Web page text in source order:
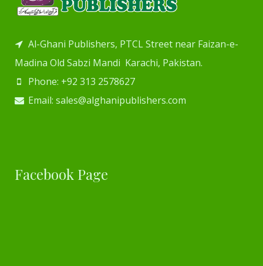
Al-Ghani Publishers, PTCL Street near Faizan-e-
Madina Old Sabzi Mandi Karachi, Pakistan.
Phone: +92 313 2578627
Email: sales@alghanipublishers.com
Facebook Page